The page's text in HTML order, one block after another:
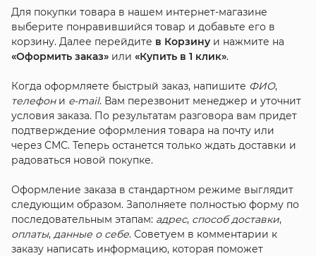
Для покупки товара в нашем интернет-магазине
выберите понравившийся товар и добавьте его в
корзину. Далее перейдите в Корзинуи нажмите на
«Оформить заказ»или «Купить в 1 клик».
Когда оформляете быстрый заказ, напишите ФИО,
телефони e-mail. Вам перезвонит менеджер и уточнит
условия заказа. По результатам разговора вам придет
подтверждение оформления товара на почту или
через СМС. Теперь останется только ждать доставки и
радоваться новой покупке.
Оформление заказа в стандартном режиме выглядит
следующим образом. Заполняете полностью форму по
последовательным этапам: адрес, способ доставки,
оплаты, данные о себе. Советуем в комментарии к
заказу написать информацию, которая поможет